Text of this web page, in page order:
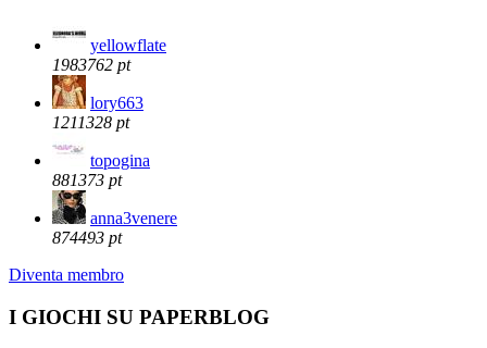
yellowflate
1983762 pt
lory663
1211328 pt
topogina
881373 pt
anna3venere
874493 pt
Diventa membro
I GIOCHI SU PAPERBLOG